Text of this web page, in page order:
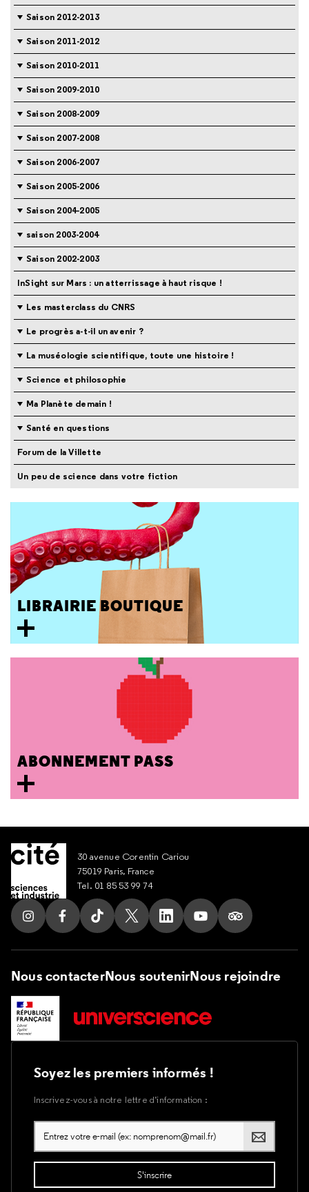
Saison 2012-2013
Saison 2011-2012
Saison 2010-2011
Saison 2009-2010
Saison 2008-2009
Saison 2007-2008
Saison 2006-2007
Saison 2005-2006
Saison 2004-2005
saison 2003-2004
Saison 2002-2003
InSight sur Mars : un atterrissage à haut risque !
Les masterclass du CNRS
Le progrès a-t-il un avenir ?
La muséologie scientifique, toute une histoire !
Science et philosophie
Ma Planète demain !
Santé en questions
Forum de la Villette
Un peu de science dans votre fiction
LIBRAIRIE BOUTIQUE
ABONNEMENT PASS
30 avenue Corentin Cariou
75019 Paris, France
Tel. 01 85 53 99 74
Suivez nous sur Instagram
Suivez nous sur Facebook
Suivez nous sur Tik Tok
Suivez nous sur X
Suivez nous sur LinkedIn
Suivez nous sur
Suivez nous
Nous contacterNous soutenirNous rejoindre
Soyez les premiers informés !
Inscrivez-vous à notre lettre d’information :